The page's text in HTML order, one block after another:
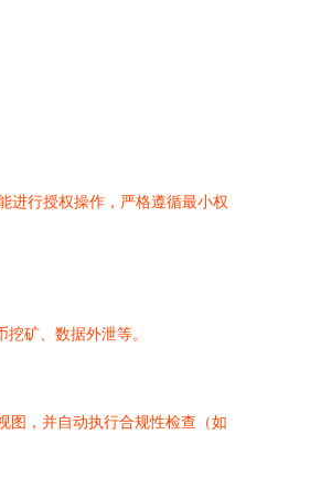
进行授权操作，严格遵循最小权
矿、数据外泄等。
图，并自动执行合规性检查（如